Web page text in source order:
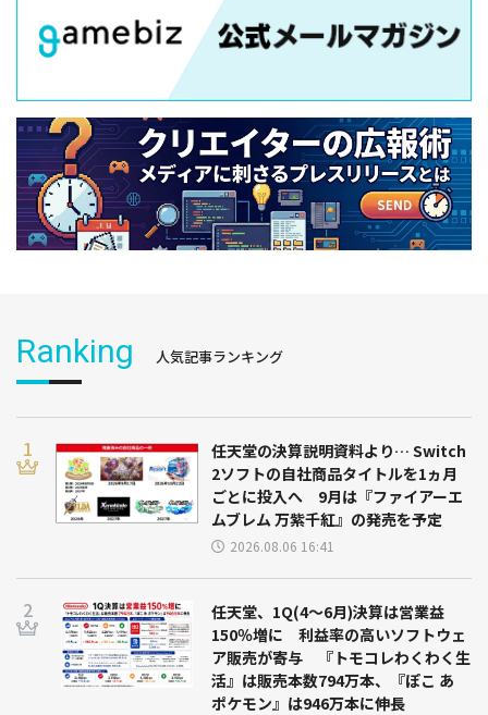
Ranking 人気記事ランキング
任天堂の決算説明資料より… Switch
2ソフトの自社商品タイトルを1ヵ月
ごとに投入へ 9月は『ファイアーエ
ムブレム 万紫千紅』の発売を予定
2026.08.06 16:41
任天堂、1Q(4～6月)決算は営業益
150％増に 利益率の高いソフトウェ
ア販売が寄与 『トモコレわくわく生
活』は販売本数794万本、『ぽこ あ
ポケモン』は946万本に伸長